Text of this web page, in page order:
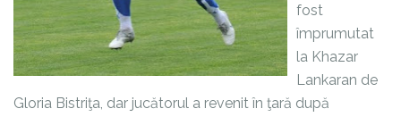
fost
împrumutat
la Khazar
Lankaran de
Gloria Bistriţa, dar jucătorul a revenit în ţară după